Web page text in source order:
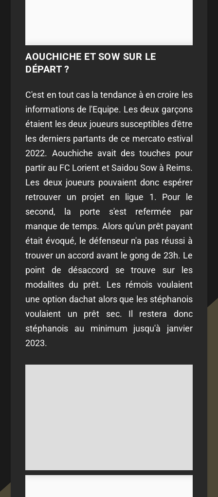
AOUCHICHE ET SOW SUR LE
DÉPART ?
C'est en tout cas la tendance à en croire les
informations de l'Equipe. Les deux garçons
étaient les deux joueurs susceptibles d'être
les derniers partants de ce mercato estival
2022. Aouchiche avait des touches pour
partir au FC Lorient et Saidou Sow à Reims.
Les deux joueurs pouvaient donc espérer
retrouver un projet en ligue 1. Pour le
second, la porte s'est refermée par
manque de temps. Alors qu'un prêt payant
était évoqué, le défenseur n'a pas réussi à
trouver un accord avant le gong de 23h. Le
point de désaccord se trouve sur les
modalites du prêt. Les rémois voulaient
une option dachat alors que les stéphanois
voulaient un prêt sec. Il restera donc
stéphanois au minimum jusqu'à janvier
2023.